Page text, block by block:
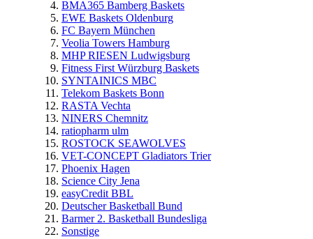
BMA365 Bamberg Baskets
EWE Baskets Oldenburg
FC Bayern München
Veolia Towers Hamburg
MHP RIESEN Ludwigsburg
Fitness First Würzburg Baskets
SYNTAINICS MBC
Telekom Baskets Bonn
RASTA Vechta
NINERS Chemnitz
ratiopharm ulm
ROSTOCK SEAWOLVES
VET-CONCEPT Gladiators Trier
Phoenix Hagen
Science City Jena
easyCredit BBL
Deutscher Basketball Bund
Barmer 2. Basketball Bundesliga
Sonstige